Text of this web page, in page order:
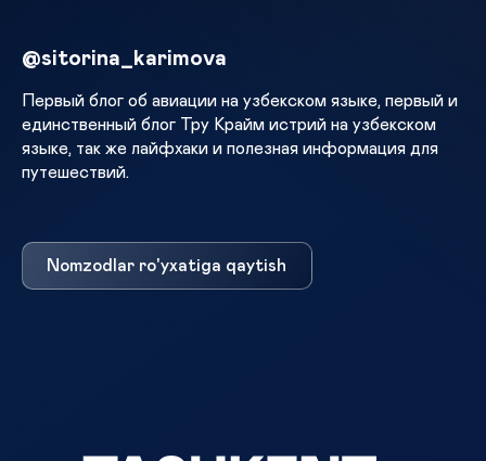
@sitorina_karimova
Первый блог об авиации на узбекском языке, первый и
единственный блог Тру Крайм истрий на узбекском
языке, так же лайфхаки и полезная информация для
путешествий.
Nomzodlar ro'yxatiga qaytish